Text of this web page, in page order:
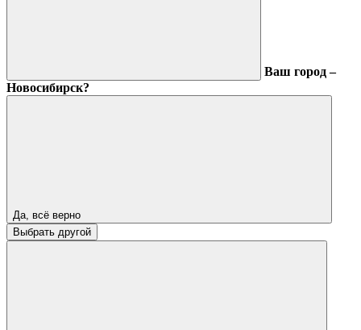
Ваш город –
Новосибирск?
Да, всё верно
Выбрать другой